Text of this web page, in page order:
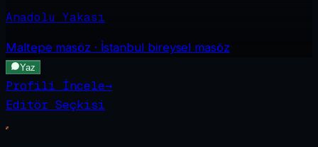
Anadolu Yakası
Maltepemasöz · İstanbul bireysel masöz
Yaz
Profili İncele→
Editör Seçkisi